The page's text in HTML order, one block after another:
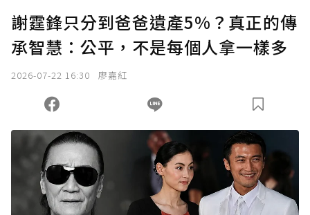
謝霆鋒只分到爸爸遺產5%？真正的傳
承智慧：公平，不是每個人拿一樣多
2026-07-22 16:30 廖嘉紅